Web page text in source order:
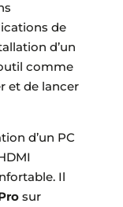
de
d’un
comme
et de lancer
d’un PC
Il
sur